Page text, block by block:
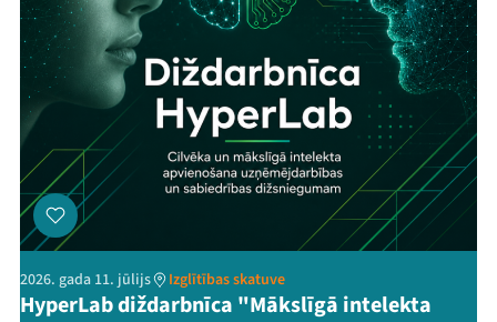
2026. gada 11. jūlijs Izglītības skatuve
HyperLab diždarbnīca "Mākslīgā intelekta